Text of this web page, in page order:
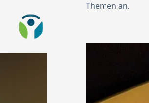
Zur Startseite
Themen an.